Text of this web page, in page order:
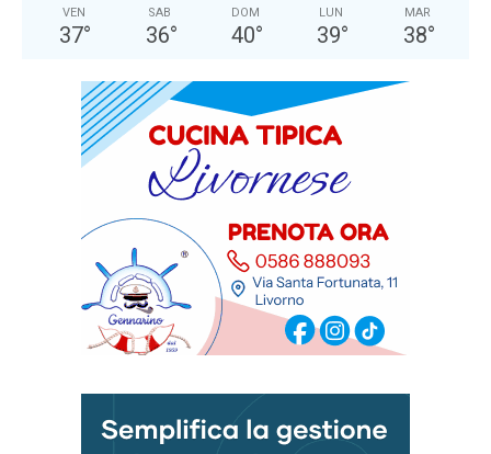
VEN
37°
SAB
36°
DOM
40°
LUN
39°
MAR
38°